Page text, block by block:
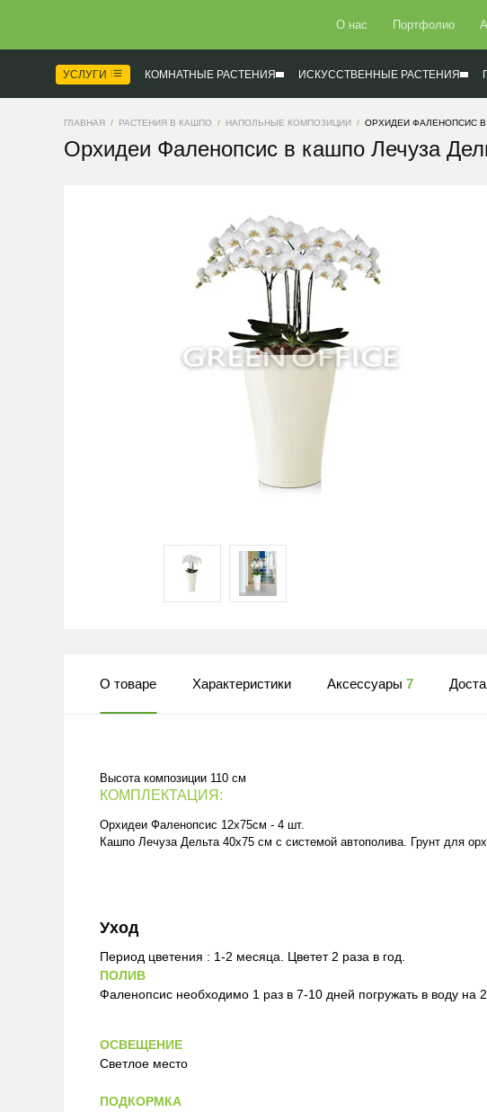
О нас Портфолио
УСЛУГИ КОМНАТНЫЕ РАСТЕНИЯ ИСКУССТВЕННЫЕ РАСТЕНИЯ
ГЛАВНАЯ РАСТЕНИЯ В КАШПО НАПОЛЬНЫЕ КОМПОЗИЦИИ ОРХИДЕИ ФАЛЕНОПСИС В
Орхидеи Фаленопсис в кашпо Лечуза
О товаре Характеристики Аксессуары 7
Высота композиции 110 см
КОМПЛЕКТАЦИЯ:
Орхидеи Фаленопсис 12х75см - 4 шт.
Кашпо Лечуза Дельта 40x75 см с системой автополива. Грунт для
Уход
Период цветения : 1-2 месяца. Цветет 2 раза в год.
ПОЛИВ
Фаленопсис необходимо 1 раз в 7-10 дней погружать в воду на
ОСВЕЩЕНИЕ
Светлое место
ПОДКОРМКА